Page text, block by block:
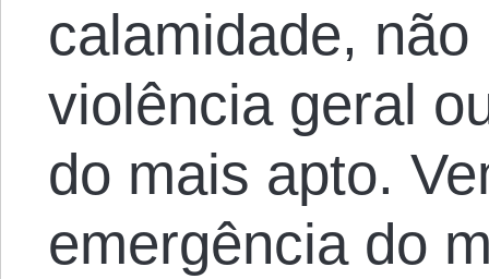
calamidade,
violência geral
do mais apto.
emergência do